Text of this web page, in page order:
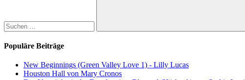
Suchen
Populäre Beiträge
New Beginnings (Green Valley Love 1) - Lilly Lucas
Houston Hall von Mary Cronos